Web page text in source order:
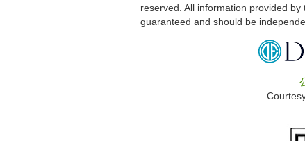
reserved. All information provided
guaranteed and should be